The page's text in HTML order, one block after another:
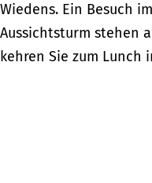
Wiedens. Ein Besuch
Aussichtsturm stehen
kehren Sie zum Lunch